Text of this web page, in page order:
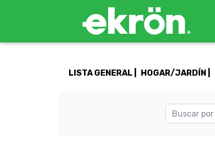
LISTA GENERAL | HOGAR/JARDÍN |